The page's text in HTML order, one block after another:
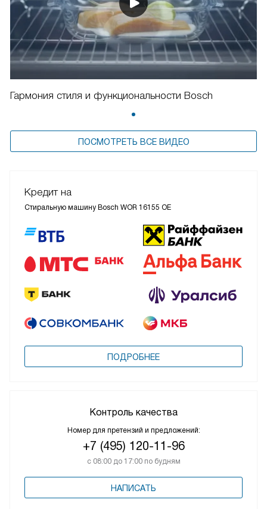
Гармония стиля и функциональности Bosch
ПОСМОТРЕТЬ ВСЕ ВИДЕО
Кредит на
Стиральную машину Bosch WOR 16155 OE
ПОДРОБНЕЕ
Контроль качества
Номер для претензий и предложений:
+7 (495) 120-11-96
с 08:00 до 17:00 по будням
НАПИСАТЬ